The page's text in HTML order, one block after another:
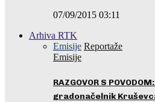
07/09/2015 03:11
Arhiva RTK
Emisije Reportaže
Emisije
RAZGOVOR S
gradonačelnik